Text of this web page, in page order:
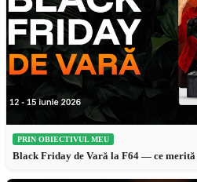
PRIN OBIECTIVUL MEU
Black Friday de Vară la F64 — ce